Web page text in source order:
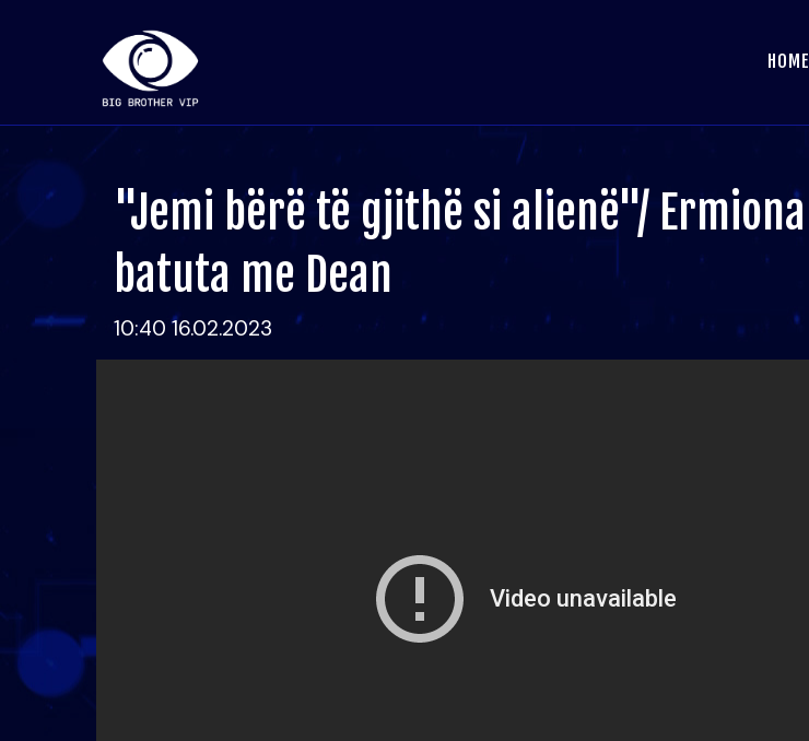
HOME
"Jemi bërë të gjithë si alienë"/ Ermiona
batuta me Dean
10:40 16.02.2023